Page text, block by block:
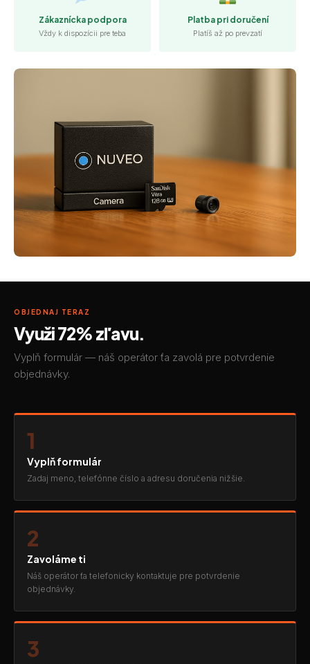
Zákaznícka podpora
Vždy k dispozícii pre teba
Platba pri doručení
Platíš až po prevzatí
OBJEDNAJ TERAZ
Využi 72% zľavu.
Vyplň formulár — náš operátor ťa zavolá pre potvrdenie
objednávky.
1
Vyplň formulár
Zadaj meno, telefónne číslo a adresu doručenia nižšie.
2
Zavoláme ti
Náš operátor ťa telefonicky kontaktuje pre potvrdenie
objednávky.
3